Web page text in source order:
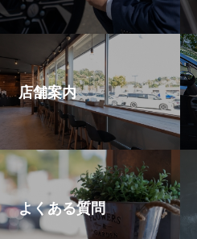
店舗案内
よくある質問